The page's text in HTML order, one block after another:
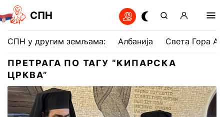
СПН
СПН у другим земљама: Албанија Света Гора
ПРЕТРАГА ПО ТАГУ “КИПАРСКА
ЦРКВА”